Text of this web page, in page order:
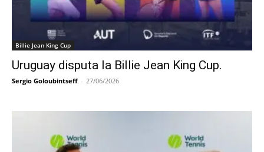
Billie Jean King Cup
Uruguay disputa la Billie Jean King Cup.
Sergio Goloubintseff - 27/06/2026